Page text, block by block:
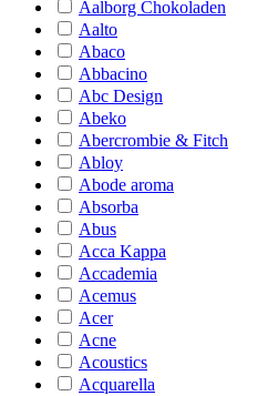
Aalborg Chokoladen
Aalto
Abaco
Abbacino
Abc Design
Abeko
Abercrombie & Fitch
Abloy
Abode aroma
Absorba
Abus
Acca Kappa
Accademia
Acemus
Acer
Acne
Acoustics
Acquarella